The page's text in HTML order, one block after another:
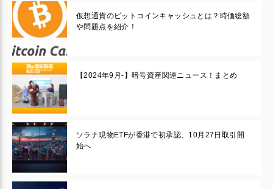
仮想通貨のビットコインキャッシュとは？時価総額
や問題点を紹介！
【2024年9月‐】暗号資産関連ニュース！まとめ
ソラナ現物ETFが香港で初承認、10月27日取引開
始へ